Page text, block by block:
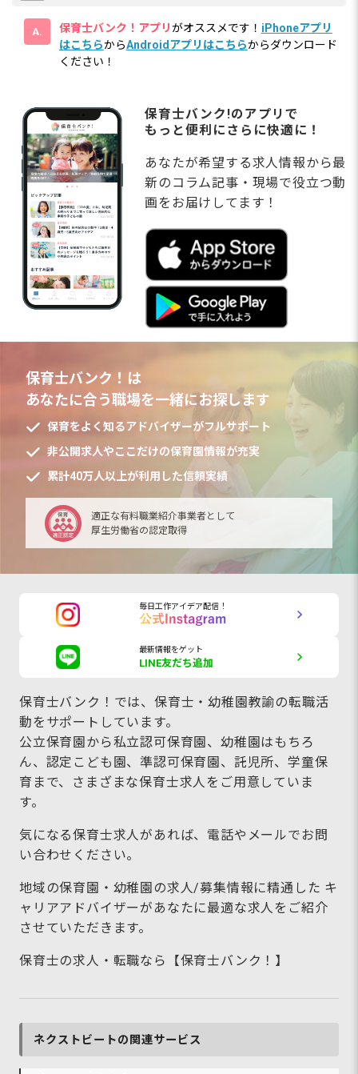
保育士バンク！アプリがオススメです！ iPhoneアプリ
はこちらからAndroidアプリはこちらからダウンロード
ください！
保育士バンク!のアプリで
もっと便利にさらに快適に！
あなたが希望する求人情報から最
新のコラム記事・現場で役立つ動
画をお届けしてます！
保育士バンク！は
あなたに合う職場を一緒にお探します
保育をよく知るアドバイザーがフルサポート
非公開求人やここだけの保育園情報が充実
累計40万人以上が利用した信頼実績
適正な有料職業紹介事業者として
厚生労働省の認定取得
毎日工作アイデア配信！
最新情報をゲット
LINE友だち追加
保育士バンク！では、保育士・幼稚園教諭の転職活
動をサポートしています。
公立保育園から私立認可保育園、幼稚園はもちろ
ん、認定こども園、準認可保育園、託児所、学童保
育まで、さまざまな保育士求人をご用意していま
す。
気になる保育士求人があれば、電話やメールでお問
い合わせください。
地域の保育園・幼稚園の求人/募集情報に精通した キ
ャリアアドバイザーがあなたに最適な求人をご紹介
させていただきます。
保育士の求人・転職なら【保育士バンク！】
ネクストビートの関連サービス